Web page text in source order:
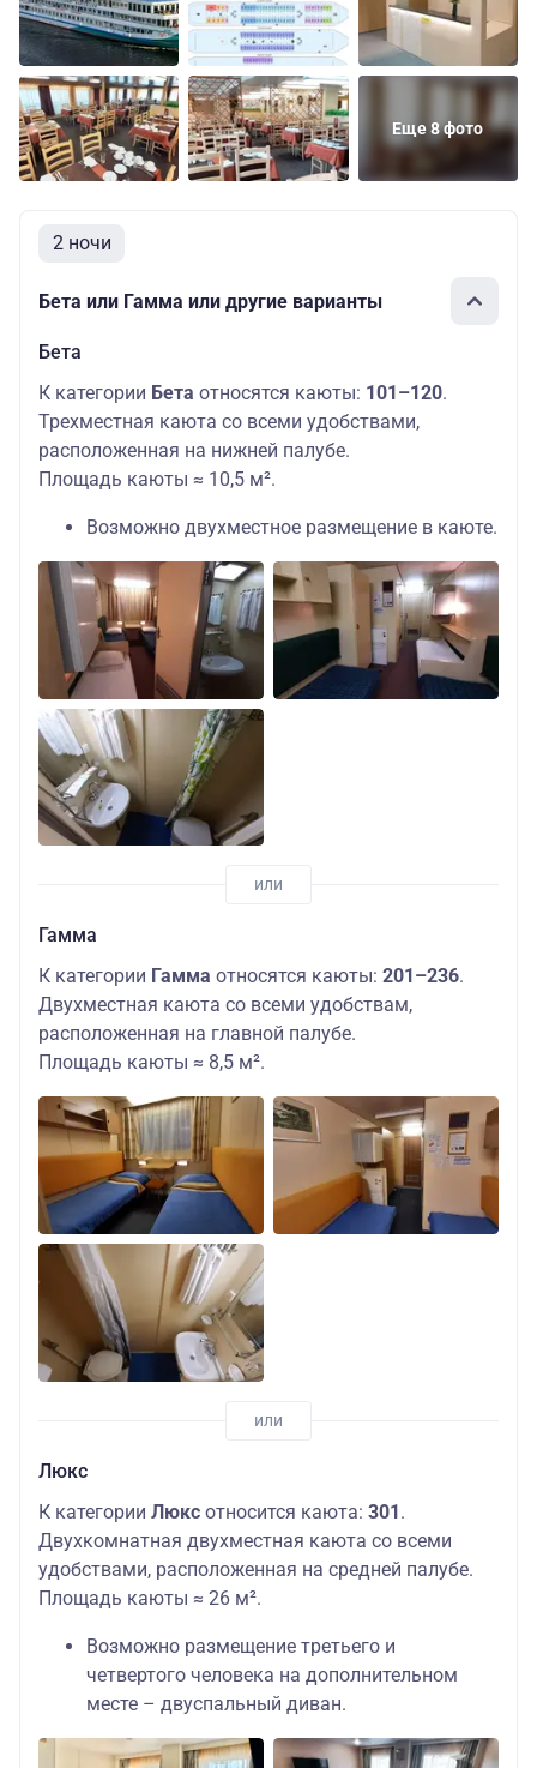
Еще 8 фото
2 ночи
Бета или Гамма или другие варианты
Бета
К категории Бета относятся каюты: 101–120.
Трехместная каюта со всеми удобствами,
расположенная на нижней палубе.
Площадь каюты ≈ 10,5 м².
Возможно двухместное размещение в каюте.
Гамма
К категории Гамма относятся каюты: 201–236.
Двухместная каюта со всеми удобствам,
расположенная на главной палубе.
Площадь каюты ≈ 8,5 м².
Люкс
К категории Люкс относится каюта: 301.
Двухкомнатная двухместная каюта со всеми
удобствами, расположенная на средней палубе.
Площадь каюты ≈ 26 м².
Возможно размещение третьего и
четвертого человека на дополнительном
месте – двуспальный диван.